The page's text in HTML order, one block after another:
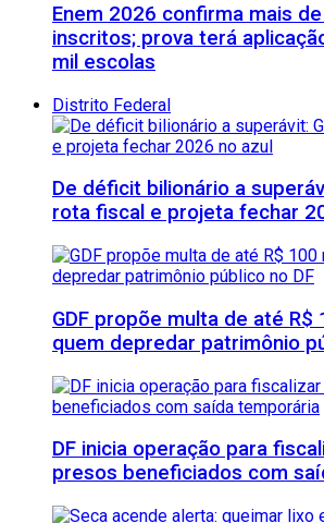
Enem 2026 confirma mais
inscritos; prova terá
mil escolas
Distrito Federal
De déficit bilionário a
rota fiscal e projeta fechar
GDF propõe multa de até R$
quem depredar patrimônio
DF inicia operação para
presos beneficiados com